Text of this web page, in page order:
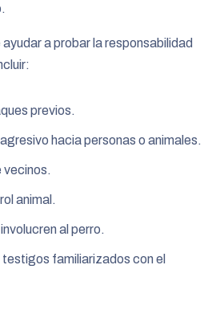
a probar la responsabilidad
previos.
hacia personas o animales.
vecinos.
animal.
al perro.
familiarizados con el